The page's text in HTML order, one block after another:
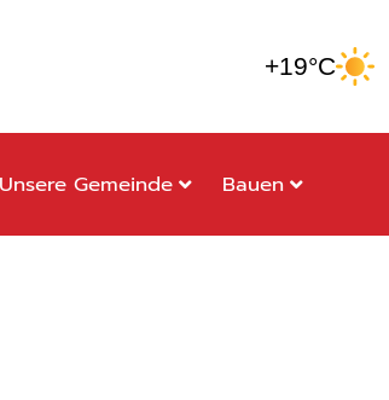
+19°C
Unsere Gemeinde Bauen